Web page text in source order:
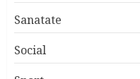
Sanatate
Social